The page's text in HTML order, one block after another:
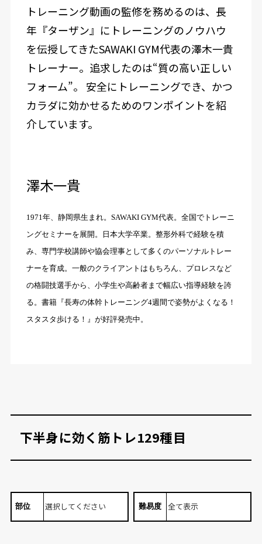
トレーニング動画の監修を務めるのは、長
年『ターザン』にトレーニングのノウハウ
を伝授してきたSAWAKI GYM代表の澤木一貴
トレーナー。追求したのは“質の高い正しい
フォーム”。 安全にトレーニングでき、かつ
カラダに効かせるためのワンポイントを紹
介しています。
澤木一貴
1971年、静岡県生まれ。SAWAKI GYM代表。全国でトレーニ
ングセミナーを展開。日本大学卒業。整形外科で経験を積
み、専門学校講師や協会理事として多くのパーソナルトレー
ナーを育成。一般のクライアントはもちろん、プロレスなど
の格闘技選手から、小学生や高齢者まで幅広い指導経験を誇
る。書籍『長寿の体幹トレーニング4週間で姿勢がよくなる！
スタスタ歩ける！』が好評発売中。
下半身に効く筋トレ129種目
部位 難易度